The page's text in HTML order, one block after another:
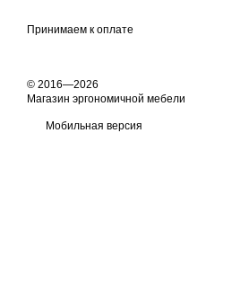
Принимаем к оплате
© 2016—2026
Магазин эргономичной мебели
Мобильная версия